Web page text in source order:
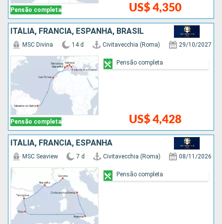
Pensão completa US$ 4,350
ITÁLIA, FRANCIA, ESPANHA, BRASIL
Pensão completa
MSC Divina 14 d Civitavecchia (Roma) 29/10/2027
US$ 4,428
Pensão completa
ITÁLIA, FRANCIA, ESPANHA
MSC Seaview 7 d Civitavecchia (Roma) 08/11/2026
Pensão completa